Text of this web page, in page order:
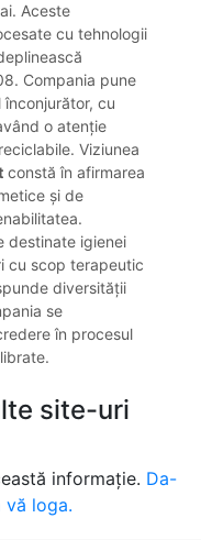
Aceste
cu tehnologii
Compania pune
cu
o atenție
Viziunea
constă în afirmarea
și de
destinate igienei
cu scop terapeutic
diversității
se
în procesul
site-uri
informație. Da-
loga.